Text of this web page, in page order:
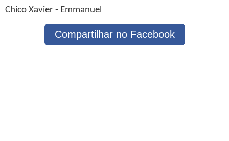
Chico Xavier - Emmanuel
Compartilhar no Facebook